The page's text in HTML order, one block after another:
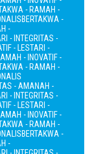
- RAMAH -
BERTAKWA -
-
- INTEGRITAS -
- LESTARI -
- INOVATIF -
- RAMAH -
- AMANAH -
- INTEGRITAS -
- LESTARI -
- INOVATIF -
- RAMAH -
BERTAKWA -
-